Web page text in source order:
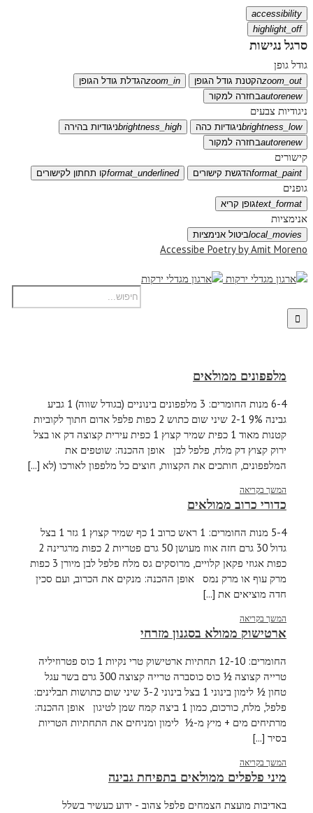
accessibility
highlight_off
סרגל נגישות
גודל גופן
zoom_outהקטנת גודל הגופן zoom_inהגדלת גודל הגופן
autorenewבחזרה למקור
ניגודיות צבעים
brightness_lowניגודיות כהה brightness_highניגודיות בהירה
autorenewבחזרה למקור
קישורים
format_paintהדגשת קישורים format_underlinedקו תחתון לקישורים
גופנים
text_formatגופן קריא
אנימציות
local_moviesביטול אנימציות
Accessibe Poetry by Amit Moreno
מלפפונים ממולאים
6-4 מנות החומרים: 3 מלפפונים בינוניים (בגודל שווה) 1 גביע
גבינה 9% 2-1 שיני שום כתוש 2 כפות פלפל אדום חתוך לקוביות
קטנות מאוד 1 כפית שמיר קצוץ 1 כפית עירית קצוצה דק או בצל
ירוק קצוץ דק מלח, פלפל לבן אופן ההכנה: שוטפים את
המלפפונים, חותכים את הקצוות, חוצים כל מלפפון לאורכו (לא [...]
המשך בקריאה
כדורי כרוב ממולאים
5-4 מנות החומרים: 1 ראש כרוב 1 כף שמיר קצוץ 1 גזר 1 בצל
גדול 30 גרם חזה אווז מעושן 50 גרם פטריות 2 כפות מרגרינה 2
כפות אגוזי פקאן קלויים, מרוסקים גס מלח פלפל לבן מיורן 3 כפות
מרק עוף או מרק נמס אופן ההכנה: מנקים את הכרוב, ועם סכין
חדה מוציאים את [...]
המשך בקריאה
ארטישוק ממולא בסגנון מזרחי
החומרים: 12-10 תחתיות ארטישוק טרי נקיות 1 כוס פטרוזיליה
טרייה קצוצה ½ כוס כוסברה טרייה קצוצה 300 גרם בשר עגל
טחון ½ לימון בינוני 1 בצל בינוני 3-2 שיני שום כתושות תבלינים:
פלפל, מלח, כורכום, כמון 1 ביצה קמח שמן לטיגון אופן ההכנה:
מרתיחים מים + מיץ מ-½ לימון ומניחים את התחתיות הטריות
בסיר [...]
המשך בקריאה
מיני פלפלים ממולאים בתפיחת גבינה
באדיבות מועצת הצמחים פלפל צהוב - ידוע כעשיר בשלל